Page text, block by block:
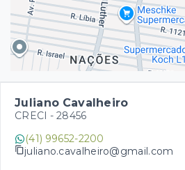
Juliano Cavalheiro
CRECI - 28456
(41) 99652-2200
juliano.cavalheiro@gmail.com